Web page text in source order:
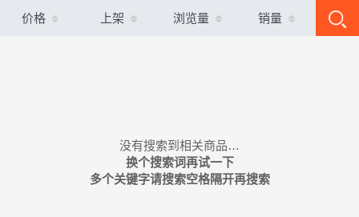
价格 上架 浏览量 销量
没有搜索到相关商品…
换个搜索词再试一下
多个关键字请搜索空格隔开再搜索